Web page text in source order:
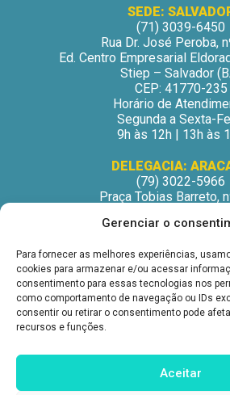
Gerenciar o
Para fornecer as melhores experiências,
cookies para armazenar e/ou acessar
consentimento para essas tecnologias nos
como comportamento de navegação ou IDs
consentir ou retirar o consentimento pode
recursos e funções.
Aceitar
SEDE:
(71) 3039-6450
Rua Dr. José Peroba,
Ed. Centro Empresarial
Stiep – Salvador
CEP: 41770-235
Horário de
Segunda a Sexta-
9h às 12h | 13h às
DELEGACIA:
(79) 3022-5966
Praça Tobias Barreto,
São José –
Horário de
Segunda a Sexta-
9h às 12h | 13h às
DELEGACIA:
Avenida Princesa
Ed. Itabuna Trade Center,
São Caetano – Itabuna